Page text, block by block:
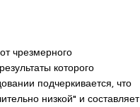
чрезмерного
которого
подчеркивается, что
низкой" и составляет